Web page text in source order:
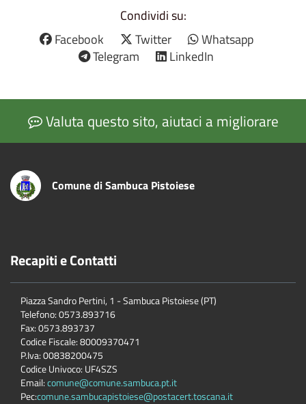
Condividi su:
Facebook
Twitter
Whatsapp
Telegram
LinkedIn
Valuta questo sito, aiutaci a migliorare
Comune di Sambuca Pistoiese
Recapiti e Contatti
Piazza Sandro Pertini, 1 - Sambuca Pistoiese (PT)
Telefono: 0573.893716
Fax: 0573.893737
Codice Fiscale: 80009370471
P.Iva: 00838200475
Codice Univoco: UF4SZS
Email:comune@comune.sambuca.pt.it
Pec:comune.sambucapistoiese@postacert.toscana.it